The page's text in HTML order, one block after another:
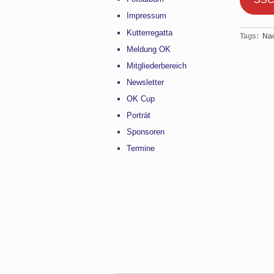
Impressum
Kutterregatta
Meldung OK
Mitgliederbereich
Newsletter
OK Cup
Porträt
Sponsoren
Termine
Tags: